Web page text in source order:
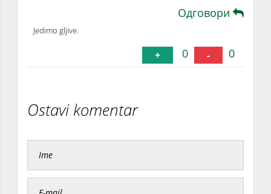
Одговори
Jedimo gljive.
+ 0 - 0
Ostavi komentar